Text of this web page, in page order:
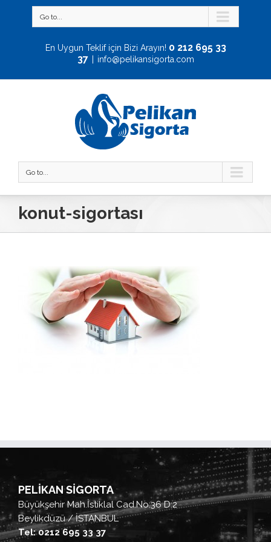
Go to...
En Uygun Teklif için Bizi Arayın! 0 212 695 33
37
info@pelikansigorta.com
Go to...
konut-sigortası
PELİKAN SİGORTA
Büyükşehir Mah.İstiklal Cad.No:36 D:2
Beylikdüzü / İSTANBUL
Tel: 0212 695 33 37